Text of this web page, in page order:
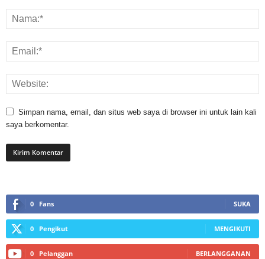
Simpan nama, email, dan situs web saya di browser ini untuk lain kali
saya berkomentar.
0 Fans SUKA
0 Pengikut MENGIKUTI
0 Pelanggan BERLANGGANAN